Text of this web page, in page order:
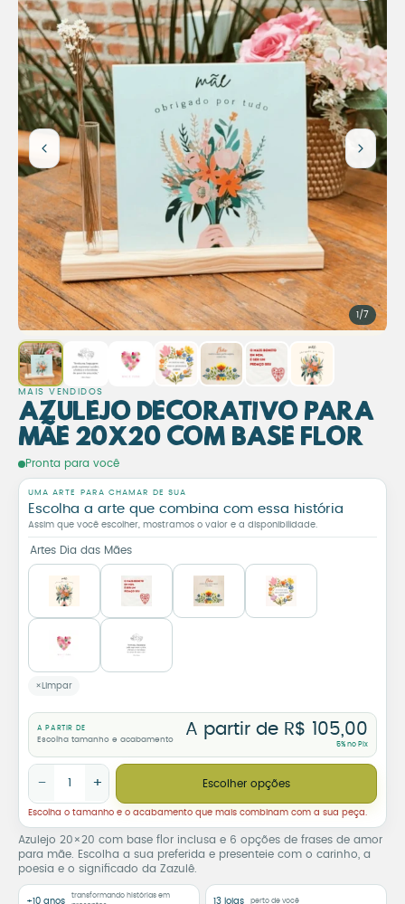
1/7
MAIS VENDIDOS
Azulejo Decorativo para
Mãe 20x20 com Base Flor
Azulejo Decorativo para
Pronta para você
Azulejo 20×20 com base flor inclusa e 6 opções de frases de amor
para mãe. Escolha a sua preferida e presenteie com o carinho, a
poesia e o significado da Zazulê.
UMA ARTE PARA CHAMAR DE SUA
Escolha a arte que combina com essa história
Assim que você escolher, mostramos o valor e a disponibilidade.
Artes Dia das Mães
Limpar
A PARTIR DE
Escolha tamanho e acabamento
A partir de R$ 105,00
5% no Pix
Azulejo Decorativo para Mãe 20x20 com Base Flor quantidade
− + Escolher opções
Escolha o tamanho e o acabamento que mais combinam com a sua peça.
+10 anos
transformando histórias em
13 lojas perto de você